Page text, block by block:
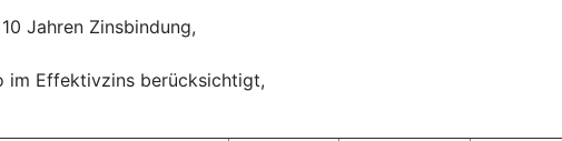
Jahren Zinsbindung,
im Effektivzins berücksichtigt,